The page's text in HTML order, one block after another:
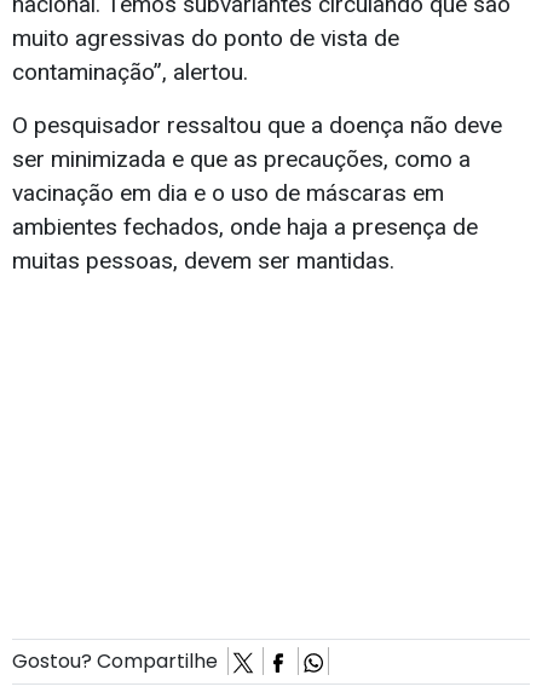
muito agressivas do ponto de vista de
contaminação”, alertou.
O pesquisador ressaltou que a doença não deve
ser minimizada e que as precauções, como a
vacinação em dia e o uso de máscaras em
ambientes fechados, onde haja a presença de
muitas pessoas, devem ser mantidas.
Gostou? Compartilhe